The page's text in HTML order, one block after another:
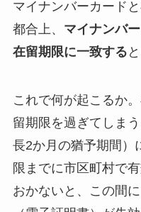
マイナンバーカード
都合上、 マイナンバ
在留期限に一致する
これで何が起こるか
留期限を過ぎてしま
長2か月の猶予期間）
限までに市区町村で
おかないと、この間